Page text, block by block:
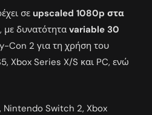
σε upscaled 1080p στα
, με δυνατότηταvariable 30
Con 2 για τη χρήση του
Xbox Series X/S και PC, ενώ
Nintendo Switch 2, Xbox